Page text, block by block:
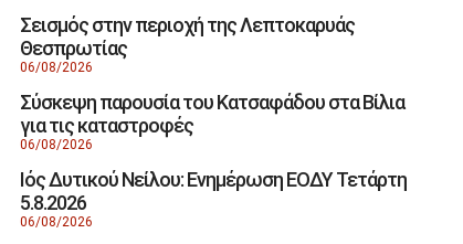
Σεισμός στην περιοχή της Λεπτοκαρυάς
Θεσπρωτίας
06/08/2026
Σύσκεψη παρουσία του Κατσαφάδου στα Βίλια
για τις καταστροφές
06/08/2026
Ιός Δυτικού Νείλου: Ενημέρωση ΕΟΔΥ Τετάρτη
5.8.2026
06/08/2026